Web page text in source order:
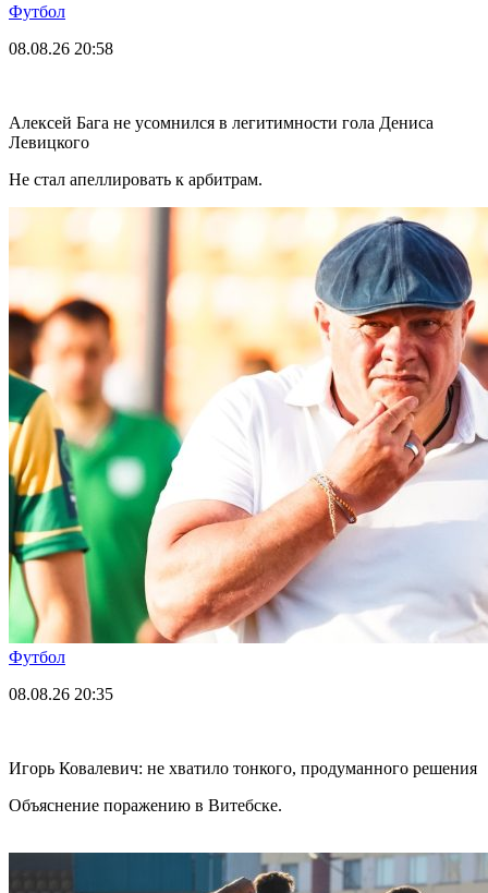
Футбол
08.08.26 20:58
Алексей Бага не усомнился в легитимности гола Дениса
Левицкого
Не стал апеллировать к арбитрам.
Футбол
08.08.26 20:35
Игорь Ковалевич: не хватило тонкого, продуманного решения
Объяснение поражению в Витебске.